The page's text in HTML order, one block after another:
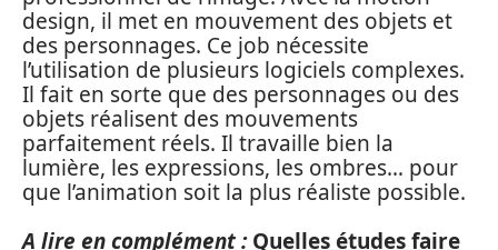
design, il met en mouvement des objets et
des personnages. Ce job nécessite
l’utilisation de plusieurs logiciels complexes.
Il fait en sorte que des personnages ou des
objets réalisent des mouvements
parfaitement réels. Il travaille bien la
lumière, les expressions, les ombres… pour
que l’animation soit la plus réaliste possible.
A lire en complément : Quelles études faire